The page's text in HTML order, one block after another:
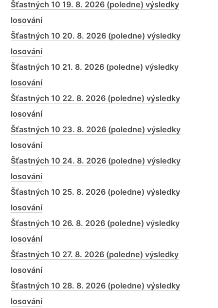
Šťastných 10 19. 8. 2026 (poledne) výsledky
losování
Šťastných 10 20. 8. 2026 (poledne) výsledky
losování
Šťastných 10 21. 8. 2026 (poledne) výsledky
losování
Šťastných 10 22. 8. 2026 (poledne) výsledky
losování
Šťastných 10 23. 8. 2026 (poledne) výsledky
losování
Šťastných 10 24. 8. 2026 (poledne) výsledky
losování
Šťastných 10 25. 8. 2026 (poledne) výsledky
losování
Šťastných 10 26. 8. 2026 (poledne) výsledky
losování
Šťastných 10 27. 8. 2026 (poledne) výsledky
losování
Šťastných 10 28. 8. 2026 (poledne) výsledky
losování